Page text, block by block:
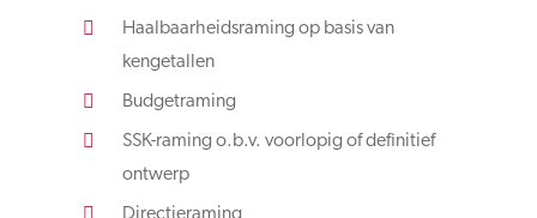
Haalbaarheidsraming op basis van
kengetallen
Budgetraming
SSK-raming o.b.v. voorlopig of definitief
ontwerp